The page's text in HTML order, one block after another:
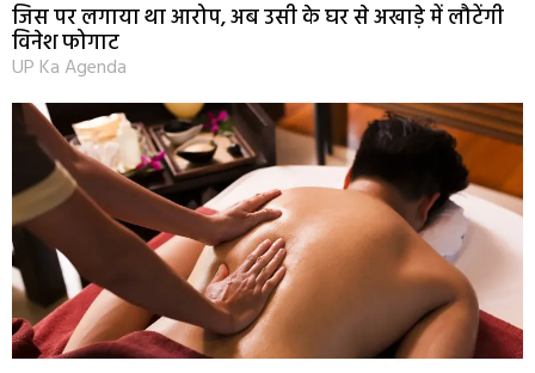
जिस पर लगाया था आरोप, अब उसी के घर से अखाड़े में लौटेंगी
विनेश फोगाट
UP Ka Agenda